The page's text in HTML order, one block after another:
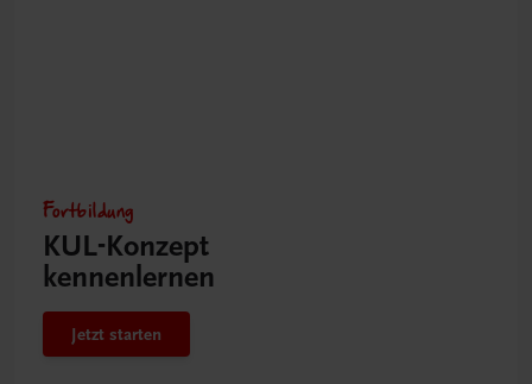
Fortbildung
KUL-Konzept
kennenlernen
Jetzt starten